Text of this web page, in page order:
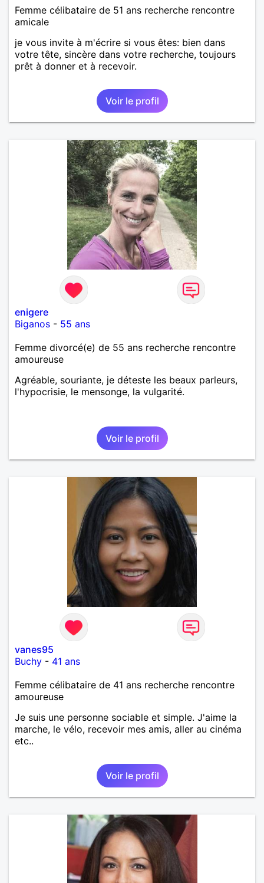
Femme célibataire de 51 ans recherche rencontre
amicale
je vous invite à m'écrire si vous êtes: bien dans
votre tête, sincère dans votre recherche, toujours
prêt à donner et à recevoir.
Voir le profil
enigere
Biganos - 55 ans
Femme divorcé(e) de 55 ans recherche rencontre
amoureuse
Agréable, souriante, je déteste les beaux parleurs,
l'hypocrisie, le mensonge, la vulgarité.
Voir le profil
vanes95
Buchy - 41 ans
Femme célibataire de 41 ans recherche rencontre
amoureuse
Je suis une personne sociable et simple. J'aime la
marche, le vélo, recevoir mes amis, aller au cinéma
etc..
Voir le profil